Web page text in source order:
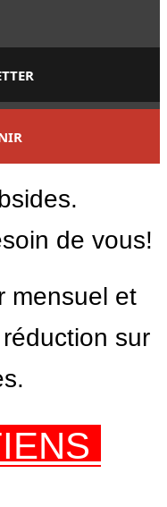
de vous!
mensuel et
sur